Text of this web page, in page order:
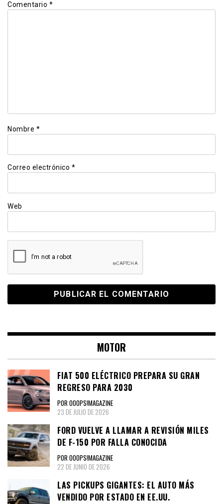
Comentario *
Nombre *
Correo electrónico *
Web
MOTOR
FIAT 500 ELÉCTRICO PREPARA SU GRAN
REGRESO PARA 2030
POR OOOPS!MAGAZINE
23 DE JULIO DE 2026
FORD VUELVE A LLAMAR A REVISIÓN MILES
DE F-150 POR FALLA CONOCIDA
POR OOOPS!MAGAZINE
22 DE JUNIO DE 2026
LAS PICKUPS GIGANTES: EL AUTO MÁS
VENDIDO POR ESTADO EN EE.UU.